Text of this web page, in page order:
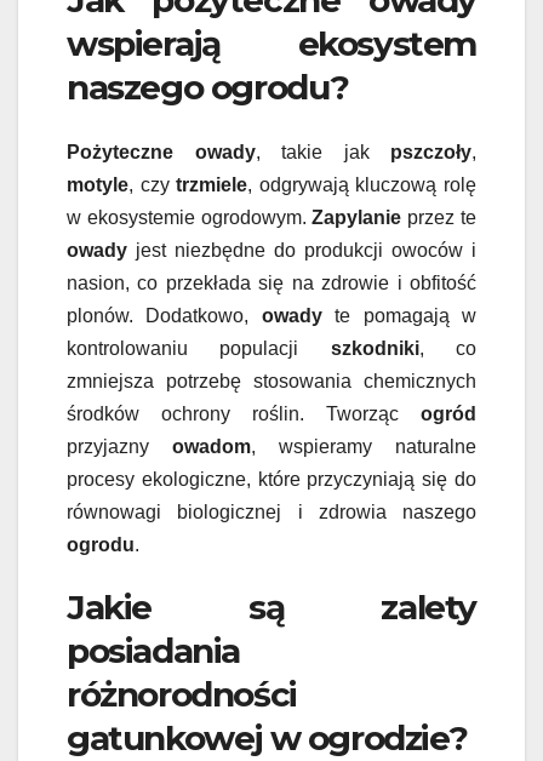
wspierają ekosystem
naszego ogrodu?
Pożyteczne owady, takie jak pszczoły,
motyle, czytrzmiele, odgrywają kluczową rolę
w ekosystemie ogrodowym.Zapylanie przez te
owady jest niezbędne do produkcji owoców i
nasion, co przekłada się na zdrowie i obfitość
plonów. Dodatkowo, owadyte pomagają w
kontrolowaniu populacji szkodniki, co
zmniejsza potrzebę stosowania chemicznych
środków ochrony roślin. Tworząc ogród
przyjazny owadom, wspieramy naturalne
procesy ekologiczne, które przyczyniają się do
równowagi biologicznej i zdrowia naszego
ogrodu.
Jakie są zalety
posiadania
różnorodności
gatunkowej w ogrodzie?